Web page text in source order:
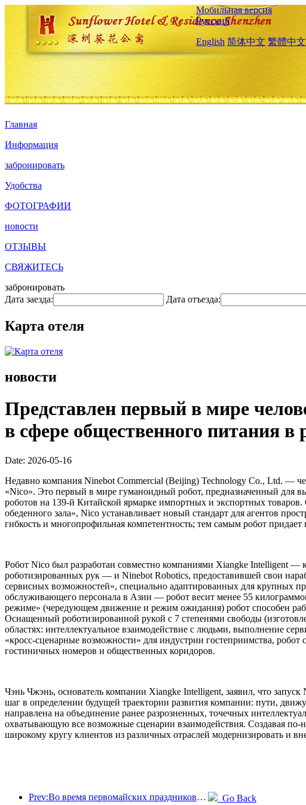
Мобильная версия
Русский
English 简体中文 繁體中文
Главная
Информация
забронировать
Удобства
ФОТОГРАФИИ
новости
ОТЗЫВЫ
СВЯЖИТЕСЬ
забронировать
Дата заезда:
Дата отъезда:
Карта отеля
новости
Представлен первый в мире
в сфере общественного питания в
Date: 2026-05-16
Недавно компания Ninebot Commercial (Beijing) Technology Co., Ltd. —
«Nico». Это первый в мире гуманоидный робот, предназначенный для
роботов на 139-й Китайской ярмарке импортных и экспортных
обеденного зала», Nico устанавливает новый стандарт для агентов
гибкость и многопрофильная компетентность; тем самым робот
Робот Nico был разработан совместно компаниями Xiangke Intelligent —
роботизированных рук — и Ninebot Robotics, предоставившей свои
сервисных возможностей», специально адаптированных для крупных
обслуживающего персонала в Азии — робот весит менее 55
режиме» (чередующем движение и режим ожидания) робот способен
Оснащенный роботизированной рукой с 7 степенями свободы
областях: интеллектуальное взаимодействие с людьми, выполнение
«кросс-сценарные возможности» для индустрии гостеприимства,
гостиничных номеров и общественных коридоров.
Чэнь Чжэнь, основатель компании Xiangke Intelligent, заявил, что
шаг в определении будущей траектории развития компании: пути,
направлена на объединение ранее разрозненных, точечных
охватывающую все возможные сценарии взаимодействия. Создавая
широкому кругу клиентов из различных отраслей модернизировать и
Prev:Во время первомайских праздников по железной дороге в дельте реки Янцзы было перевезено более 21,38 миллиона пассажиров. Go Back